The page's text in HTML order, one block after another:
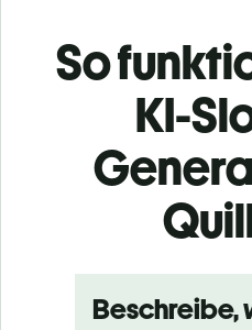
So
KI-
Beschreibe,